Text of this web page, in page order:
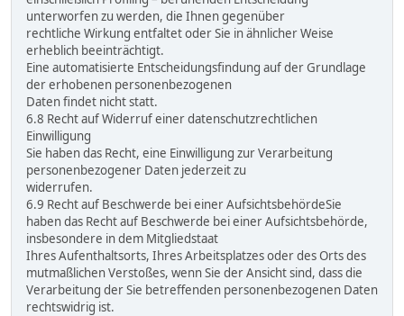
unterworfen zu werden, die Ihnen gegenüber
rechtliche Wirkung entfaltet oder Sie in ähnlicher Weise
erheblich beeinträchtigt.
Eine automatisierte Entscheidungsfindung auf der Grundlage
der erhobenen personenbezogenen
Daten findet nicht statt.
6.8 Recht auf Widerruf einer datenschutzrechtlichen
Einwilligung
Sie haben das Recht, eine Einwilligung zur Verarbeitung
personenbezogener Daten jederzeit zu
widerrufen.
6.9 Recht auf Beschwerde bei einer AufsichtsbehördeSie
haben das Recht auf Beschwerde bei einer Aufsichtsbehörde,
insbesondere in dem Mitgliedstaat
Ihres Aufenthaltsorts, Ihres Arbeitsplatzes oder des Orts des
mutmaßlichen Verstoßes, wenn Sie der Ansicht sind, dass die
Verarbeitung der Sie betreffenden personenbezogenen Daten
rechtswidrig ist.